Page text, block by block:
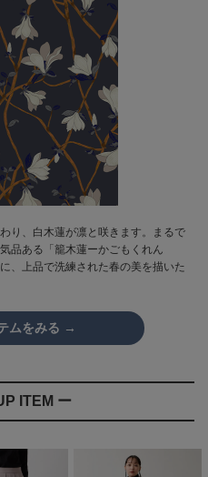
り、白木蓮が凛と咲きます。まるで
品ある「籠木蓮ーかごもくれん
、上品で洗練された春の美を描いた
ムをみる →
ITEM ー